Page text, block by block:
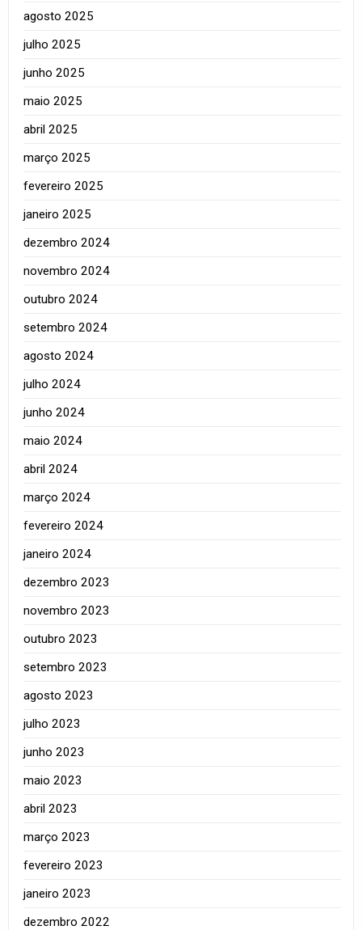
agosto 2025
julho 2025
junho 2025
maio 2025
abril 2025
março 2025
fevereiro 2025
janeiro 2025
dezembro 2024
novembro 2024
outubro 2024
setembro 2024
agosto 2024
julho 2024
junho 2024
maio 2024
abril 2024
março 2024
fevereiro 2024
janeiro 2024
dezembro 2023
novembro 2023
outubro 2023
setembro 2023
agosto 2023
julho 2023
junho 2023
maio 2023
abril 2023
março 2023
fevereiro 2023
janeiro 2023
dezembro 2022